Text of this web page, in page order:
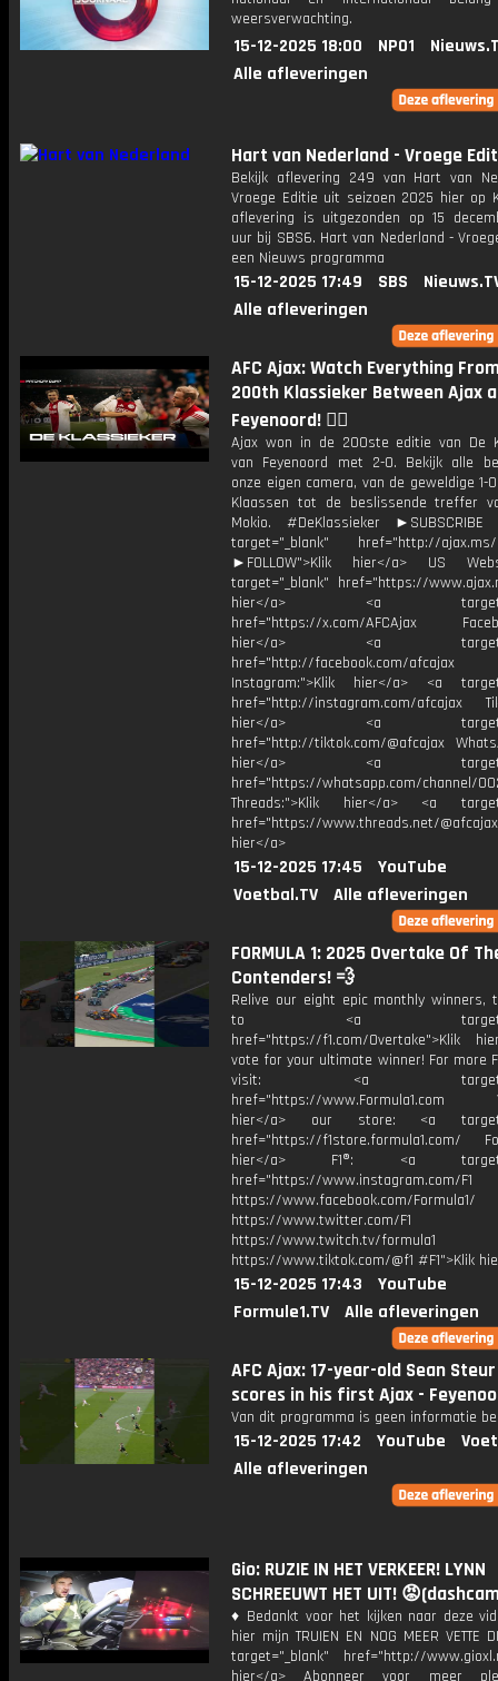
weersverwachting.
15-12-2025 18:00 NPO1
Alle afleveringen
Hart van Nederland - Vroege
Bekijk aflevering 249 van Hart van
Vroege Editie uit seizoen 2025 hier op
aflevering is uitgezonden op 15
uur bij SBS6. Hart van Nederland -
een Nieuws programma
15-12-2025 17:49 SBS
Alle afleveringen
AFC Ajax: Watch Everything
200th Klassieker Between Ajax
Feyenoord! ❤️‍🔥
Ajax won in de 200ste editie van De
van Feyenoord met 2-0. Bekijk alle
onze eigen camera, van de geweldige 1-
Klaassen tot de beslissende treffer
Mokio. #DeKlassieker ►SUBSCRIBE
target="_blank" href="http://ajax.ms/
►FOLLOW">Klik hier</a> US
target="_blank" href="https://
hier</a> <a
href="https://x.com/AFCAjax
hier</a> <a
href="http://facebook.com/afcajax
Instagram:">Klik hier</a> <a
href="http://instagram.com/afcajax
hier</a> <a
href="http://tiktok.com/@afcajax
hier</a> <a
href="https://whatsapp.com/channel/
Threads:">Klik hier</a> <a
href="https://www.threads.net/
hier</a>
15-12-2025 17:45
YouTube
Voetbal.TV
Alle afleveringen
FORMULA 1: 2025 Overtake Of
Contenders! 💨
Relive our eight epic monthly winners,
to <a
href="https://f1.com/Overtake">Klik
vote for your ultimate winner! For more
visit: <a
href="https://www.Formula1.com
hier</a> our store: <a
href="https://f1store.formula1.com/
hier</a> F1®: <a
href="https://www.instagram.com/F1
https://www.facebook.com/Formula1/
https://www.twitter.com/F1
https://www.twitch.tv/formula1
https://www.tiktok.com/@f1 #F1">Klik
15-12-2025 17:43
YouTube
Formule1.TV
Alle afleveringen
AFC Ajax: 17-year-old Sean
scores in his first Ajax -
Van dit programma is geen informatie
15-12-2025 17:42 YouTube
Alle afleveringen
Gio: RUZIE IN HET VERKEER! LYNN
SCHREEUWT HET UIT!
♦ Bedankt voor het kijken naar deze
hier mijn TRUIEN EN NOG MEER VETTE
target="_blank" href="http://
hier</a> Abonneer voor meer